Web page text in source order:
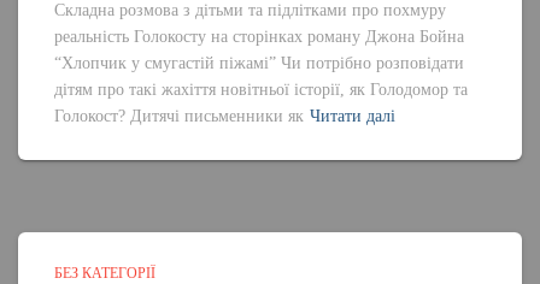
Складна розмова з дітьми та підлітками про похмуру
реальність Голокосту на сторінках роману Джона Бойна
“Хлопчик у смугастій піжамі” Чи потрібно розповідати
дітям про такі жахіття новітньої історії, як Голодомор та
Голокост? Дитячі письменники як Читати далі
БЕЗ КАТЕГОРІЇ